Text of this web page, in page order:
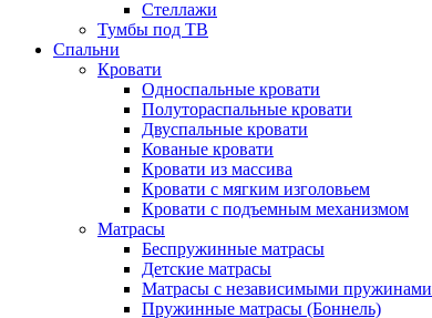
Стеллажи
Тумбы под ТВ
Спальни
Кровати
Односпальные кровати
Полутораспальные кровати
Двуспальные кровати
Кованые кровати
Кровати из массива
Кровати с мягким изголовьем
Кровати с подъемным механизмом
Матрасы
Беспружинные матрасы
Детские матрасы
Матрасы с независимыми пружинами
Пружинные матрасы (Боннель)